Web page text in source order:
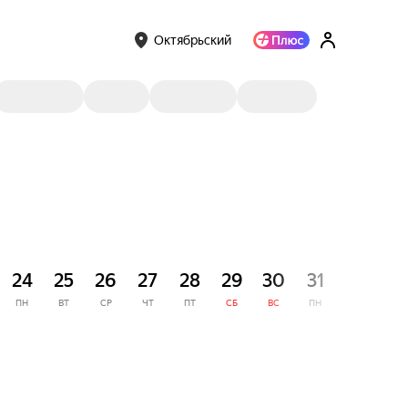
Октябрьский
24
ПН
25
ВТ
26
СР
27
ЧТ
28
ПТ
29
СБ
30
ВС
31
ПН